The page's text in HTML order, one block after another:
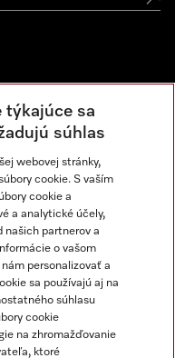
týkajúce sa
súhlas
webovej stránky,
cookie. S vaším
cookie a
a analytické účely,
našich partnerov a
o vašom
personalizovať a
sa používajú aj na
súhlasu
cookie
na zhromažďovanie
ktoré